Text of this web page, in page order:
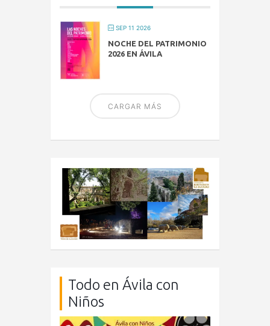
SEP 11 2026
NOCHE DEL PATRIMONIO
2026 EN ÁVILA
CARGAR MÁS
Todo en Ávila con
Niños